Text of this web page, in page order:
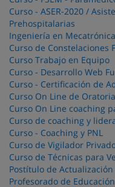
Curso - ASER-2020 /
Prehospitalarias
Ingeniería en Mecatrónica
Curso de Constelaciones
Curso Trabajo en Equipo
Curso - Desarrollo Web
Curso - Certificación de
Curso On Line de Oratoria
Curso On Line coaching
Curso de coaching y
Curso - Coaching y PNL
Curso de Vigilador
Curso de Técnicas para
Postítulo de
Profesorado de